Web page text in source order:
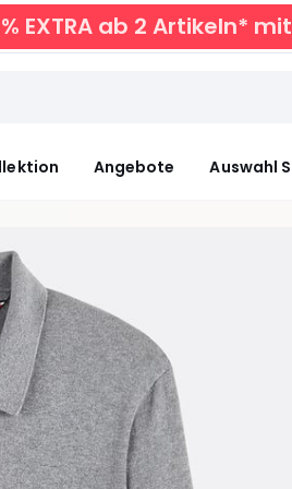
EXTRA ab 2 Artikeln*
Angebote Auswahl